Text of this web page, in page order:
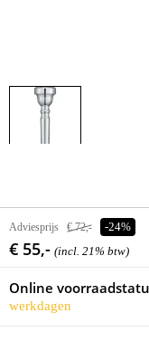
Adviesprijs € 72,- -24%
€ 55,- (incl. 21% btw)
Online
werkdagen